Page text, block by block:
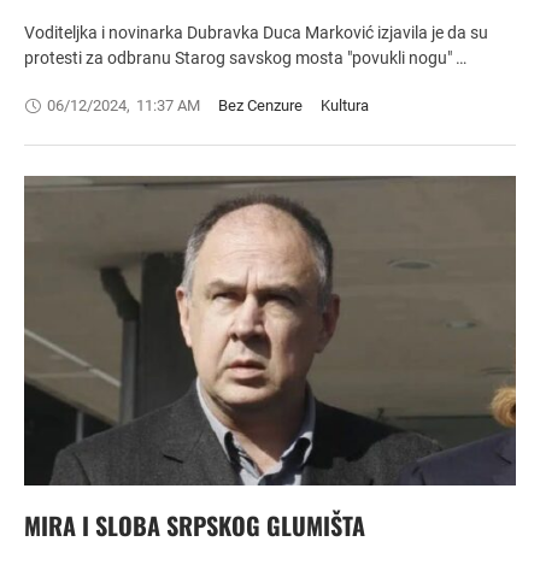
Voditeljka i novinarka Dubravka Duca Marković izjavila je da su
protesti za odbranu Starog savskog mosta "povukli nogu" …
06/12/2024, 11:37 AM Bez Cenzure Kultura
MIRA I SLOBA SRPSKOG GLUMIŠTA